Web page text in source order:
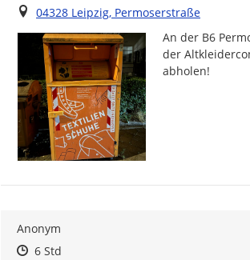
Ort
04328 Leipzig, Permoserstraße
An der B6
der
abholen!
Anonym
Zeitpunkt des Erstellens
Zeitpunkt des Erstellens
6 StdZur Äußerung